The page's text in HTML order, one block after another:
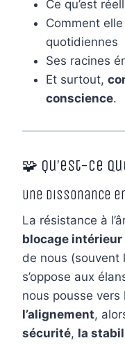
Ce qu’est
Comment
quotidiennes
Ses racines
Et surtout,
conscience.
🧩 Qu’est-ce
Une dissonance
La résistance à
blocage intérieur
de nous (souvent
s’oppose aux
nous pousse vers
l’alignement,
sécurité, la